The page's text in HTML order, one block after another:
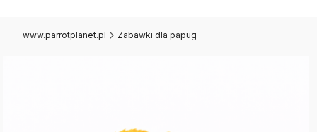
www.parrotplanet.pl Zabawki dla papug